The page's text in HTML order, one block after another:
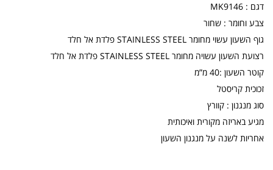
דגם : MK9146
צבע וחומר : שחור
גוף השעון עשוי מחומר STAINLESS STEEL פלדת אל חלד
רצועת השעון עשויה מחומר STAINLESS STEEL פלדת אל חלד
קוטר השעון :40 מ”מ
זכוכית קריסטל
סוג מנגנון : קוורץ
מגיע באריזה מקורית ואיכותית
אחריות לשנה על מנגנון השעון